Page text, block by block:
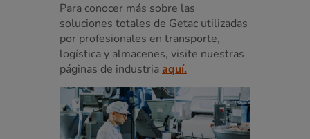
Para conocer más sobre las
soluciones totales de Getac utilizadas
por profesionales en transporte,
logística y almacenes, visite nuestras
páginas de industriaaquí.